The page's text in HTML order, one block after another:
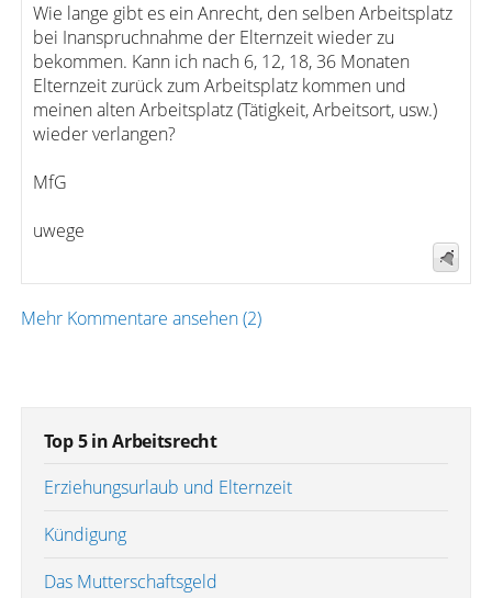
Wie lange gibt es ein Anrecht, den selben Arbeitsplatz
bei Inanspruchnahme der Elternzeit wieder zu
bekommen. Kann ich nach 6, 12, 18, 36 Monaten
Elternzeit zurück zum Arbeitsplatz kommen und
meinen alten Arbeitsplatz (Tätigkeit, Arbeitsort, usw.)
wieder verlangen?
MfG
uwege
Mehr Kommentare ansehen (2)
Top 5 in Arbeitsrecht
Erziehungsurlaub und Elternzeit
Kündigung
Das Mutterschaftsgeld